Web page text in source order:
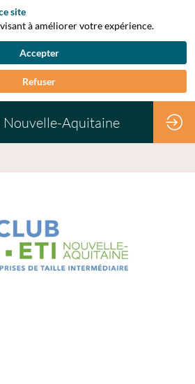
Nouvelle-Aquitaine
site
à améliorer votre expérience.
Accepter
Refuser